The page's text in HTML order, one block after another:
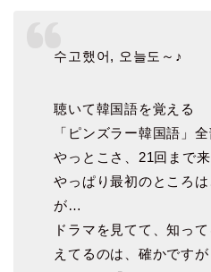
수고했어, 오늘도～♪
聴いて韓国語を覚える
「ピンズラー韓国語」
やっとこさ、21回まで
やっぱり最初のところ
が…
ドラマを見てて、知っ
えてるのは、確かです